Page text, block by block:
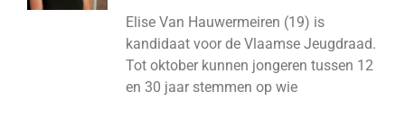
Elise Van Hauwermeiren (19) is
kandidaat voor de Vlaamse Jeugdraad.
Tot oktober kunnen jongeren tussen 12
en 30 jaar stemmen op wie